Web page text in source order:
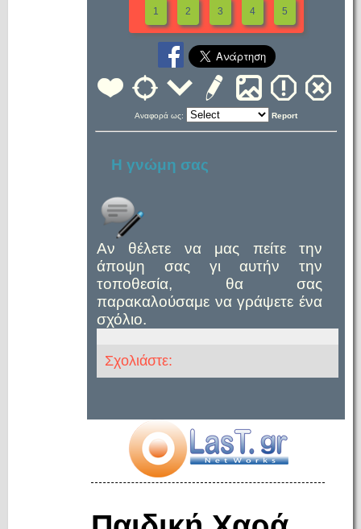
1 2 3 4 5
Αναφορά ως: Report
Η γνώμη σας
Αν θέλετε να μας πείτε την
άποψη σας γι αυτήν την
τοποθεσία, θα σας
παρακαλούσαμε να γράψετε ένα
σχόλιο.
Σχολιάστε: